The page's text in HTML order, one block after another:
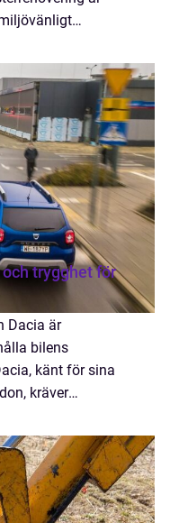
trygghet för
Dacia är
bilens
känt för sina
kräver